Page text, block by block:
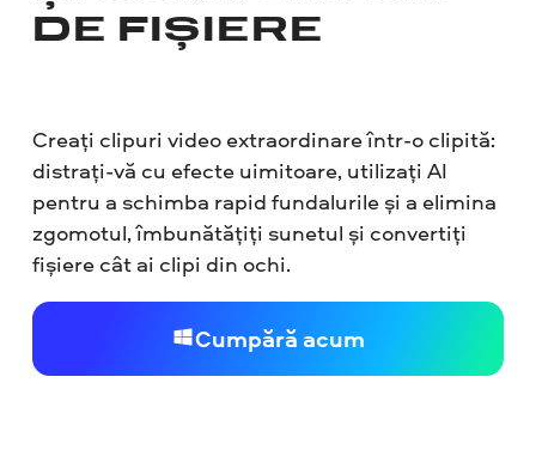
DE FIȘIERE
Creați clipuri video extraordinare într-o clipită:
distrați-vă cu efecte uimitoare, utilizați AI
pentru a schimba rapid fundalurile și a elimina
zgomotul, îmbunătățiți sunetul și convertiți
fișiere cât ai clipi din ochi.
Cumpără acum